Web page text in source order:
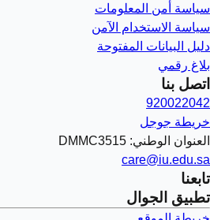
سياسة أمن المعلومات
سياسة الاستخدام الآمن
دليل البيانات المفتوحة
بلاغ رقمي
اتصل بنا
920022042
خريطة جوجل
العنوان الوطني: DMMC3515
care@iu.edu.sa
تابعنا
تطبيق الجوال